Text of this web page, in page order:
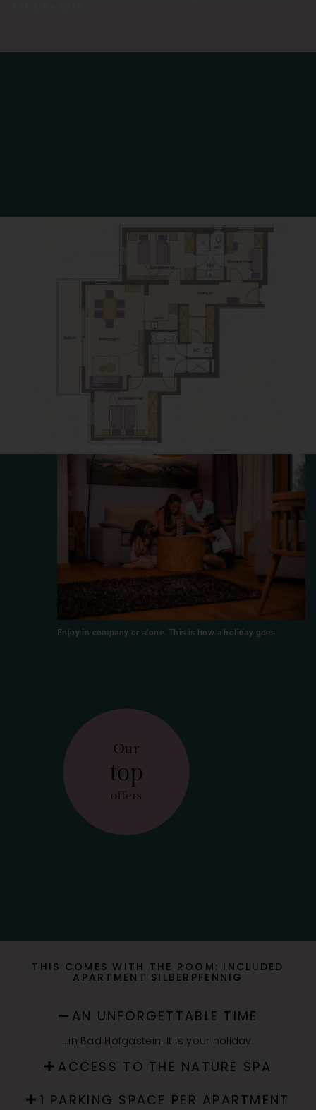
Enjoy in company or alone. This is how a holiday goes
Our
top
offers
THIS COMES WITH THE ROOM: INCLUDED
AN UNFORGETTABLE TIME
…in Bad Hofgastein. It is your holiday.
ACCESS TO THE NATURE SPA
1 PARKING SPACE PER APARTMENT